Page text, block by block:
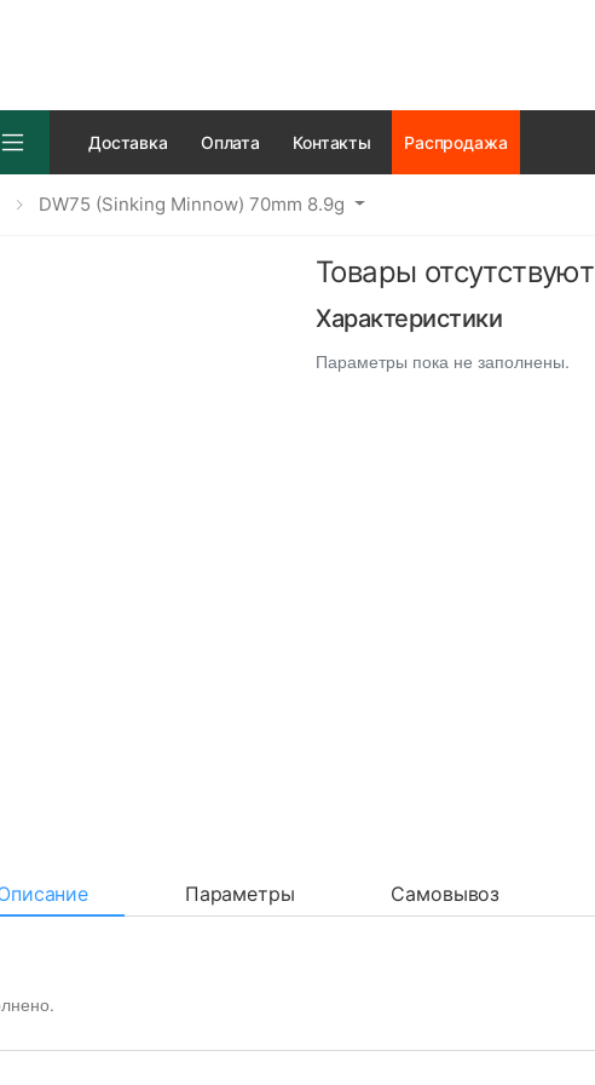
Доставка Оплата Контакты Распродажа
DW75 (sinking Minnow) 70mm 8.9g
Товары отсутствуют
Характеристики
Параметры пока не заполнены.
Параметры Самовывоз